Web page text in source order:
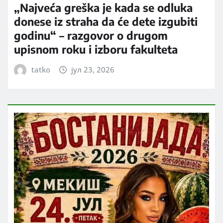
„Najveća greška je kada se odluka
donese iz straha da će dete izgubiti
godinu“ – razgovor o drugom
upisnom roku i izboru fakulteta
tatko јул 23, 2026